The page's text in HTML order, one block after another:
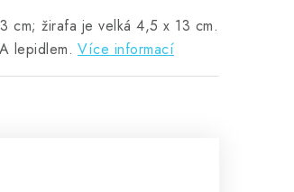
cm; žirafa je velká 4,5 x 13 cm.
lepidlem. Více informací